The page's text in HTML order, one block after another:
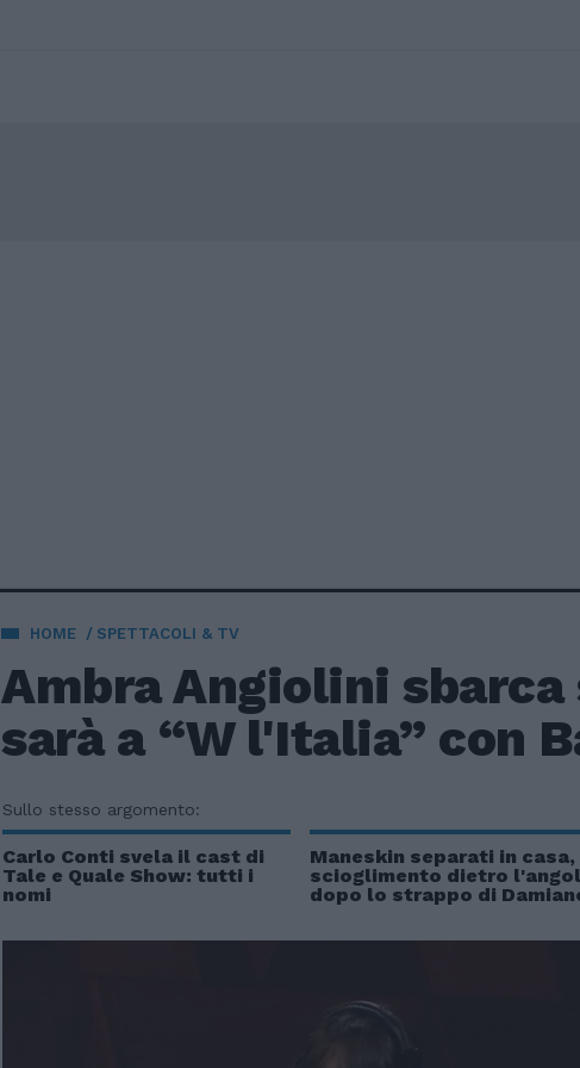
HOME SPETTACOLI & TV
Ambra Angiolini sbarca
sarà a “W l'Italia” con
Sullo stesso argomento:
Carlo Conti svela il cast di
Tale e Quale Show: tutti i
nomi
Maneskin separati in casa,
scioglimento dietro
dopo lo strappo di